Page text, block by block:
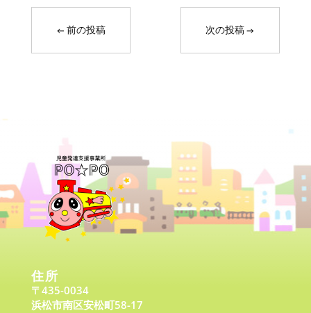
←前の投稿 次の投稿→
住所
〒435-0034
浜松市南区安松町58-17